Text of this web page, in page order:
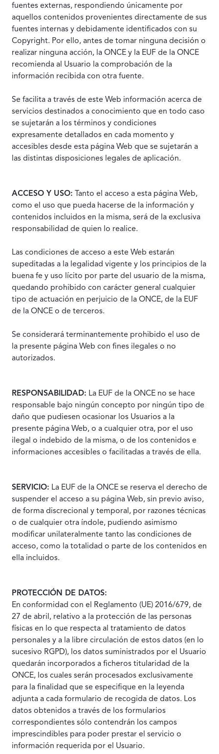
fuentes externas, respondiendo únicamente por
aquellos contenidos provenientes directamente de sus
fuentes internas y debidamente identificados con su
Copyright. Por ello, antes de tomar ninguna decisión o
realizar ninguna acción, la ONCE y la EUF de la ONCE
recomienda al Usuario la comprobación de la
información recibida con otra fuente.
Se facilita a través de este Web información acerca de
servicios destinados a conocimiento que en todo caso
se sujetarán a los términos y condiciones
expresamente detallados en cada momento y
accesibles desde esta página Web que se sujetarán a
las distintas disposiciones legales de aplicación.
ACCESO Y USO: Tanto el acceso a esta página Web,
como el uso que pueda hacerse de la información y
contenidos incluidos en la misma, será de la exclusiva
responsabilidad de quien lo realice.
Las condiciones de acceso a este Web estarán
supeditadas a la legalidad vigente y los principios de la
buena fe y uso lícito por parte del usuario de la misma,
quedando prohibido con carácter general cualquier
tipo de actuación en perjuicio de la ONCE, de la EUF
de la ONCE o de terceros.
Se considerará terminantemente prohibido el uso de
la presente página Web con fines ilegales o no
autorizados.
RESPONSABILIDAD: La EUF de la ONCE no se hace
responsable bajo ningún concepto por ningún tipo de
daño que pudiesen ocasionar los Usuarios a la
presente página Web, o a cualquier otra, por el uso
ilegal o indebido de la misma, o de los contenidos e
informaciones accesibles o facilitadas a través de ella.
SERVICIO: La EUF de la ONCE se reserva el derecho de
suspender el acceso a su página Web, sin previo aviso,
de forma discrecional y temporal, por razones técnicas
o de cualquier otra índole, pudiendo asimismo
modificar unilateralmente tanto las condiciones de
acceso, como la totalidad o parte de los contenidos en
ella incluidos.
PROTECCIÓN DE DATOS:
En conformidad con el Reglamento (UE) 2016/679, de
27 de abril, relativo a la protección de las personas
físicas en lo que respecta al tratamiento de datos
personales y a la libre circulación de estos datos (en lo
sucesivo RGPD), los datos suministrados por el Usuario
quedarán incorporados a ficheros titularidad de la
ONCE, los cuales serán procesados exclusivamente
para la finalidad que se especifique en la leyenda
adjunta a cada formulario de recogida de datos. Los
datos obtenidos a través de los formularios
correspondientes sólo contendrán los campos
imprescindibles para poder prestar el servicio o
información requerida por el Usuario.